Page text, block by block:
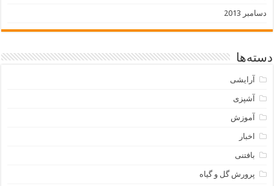
دسامبر 2013
دسته‌ها
آرایشی
آشپزی
آموزش
اخبار
بافتنی
پرورش گل و گیاه